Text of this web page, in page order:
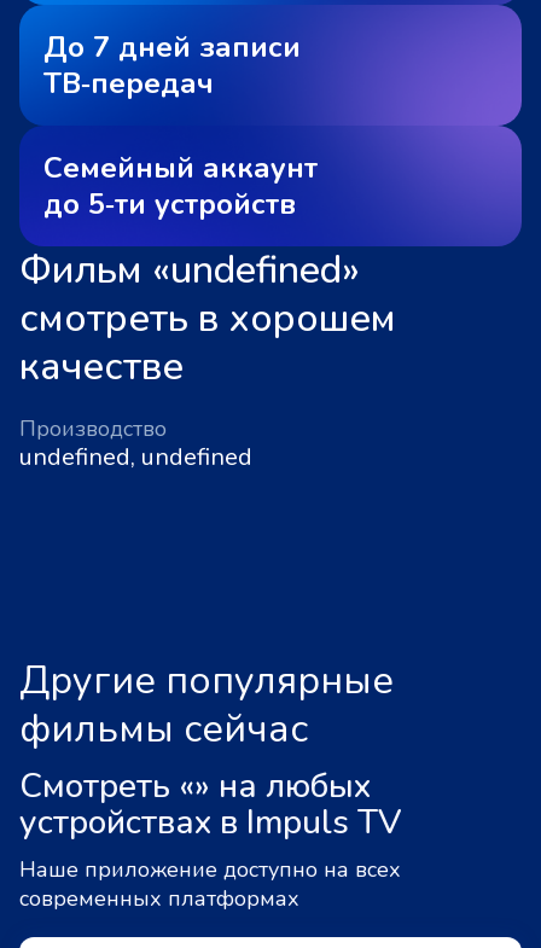
До 7 дней записи
ТВ‑передач
Семейный аккаунт
до 5‑ти устройств
Фильм «undefined»
смотреть в хорошем
качестве
Производство
undefined, undefined
Другие популярные
фильмы сейчас
Смотреть «» на любых
устройствах в Impuls TV
Наше приложение доступно на всех
современных платформах